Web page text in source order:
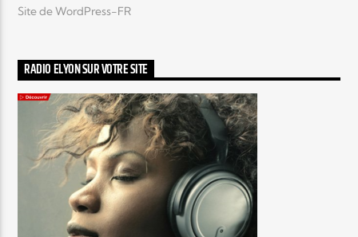
Site de WordPress-FR
RADIO ELYON SUR VOTRE SITE